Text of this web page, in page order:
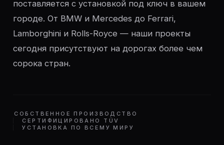
поставляется с установкой под ключ в вашем
городе. От BMW и Mercedes до Ferrari,
Lamborghini и Rolls-Royce — наши проекты
сегодня присутствуют на дорогах более чем
сорока стран.
СОБСТВЕННОЕ ПРОИЗВОДСТВО
СЕРТИФИЦИРОВАНО TÜV
УСТАНОВКА ПО ВСЕМУ МИРУ